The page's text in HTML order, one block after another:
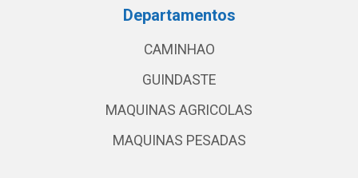
Departamentos
CAMINHAO
GUINDASTE
MAQUINAS AGRICOLAS
MAQUINAS PESADAS